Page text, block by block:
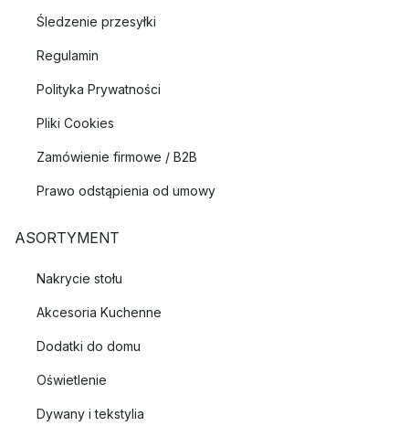
Śledzenie przesyłki
Regulamin
Polityka Prywatności
Pliki Cookies
Zamówienie firmowe / B2B
Prawo odstąpienia od umowy
ASORTYMENT
Nakrycie stołu
Akcesoria Kuchenne
Dodatki do domu
Oświetlenie
Dywany i tekstylia